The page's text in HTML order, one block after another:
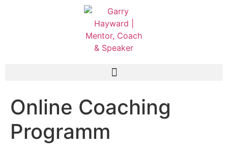
Online Coaching
Programm